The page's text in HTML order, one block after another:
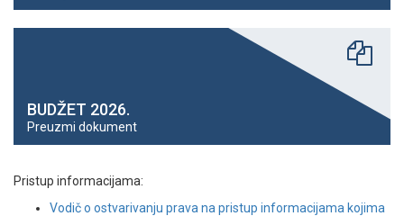
BUDŽET 2026.
Preuzmi dokument
Pristup informacijama:
Vodič o ostvarivanju prava na pristup informacijama kojima